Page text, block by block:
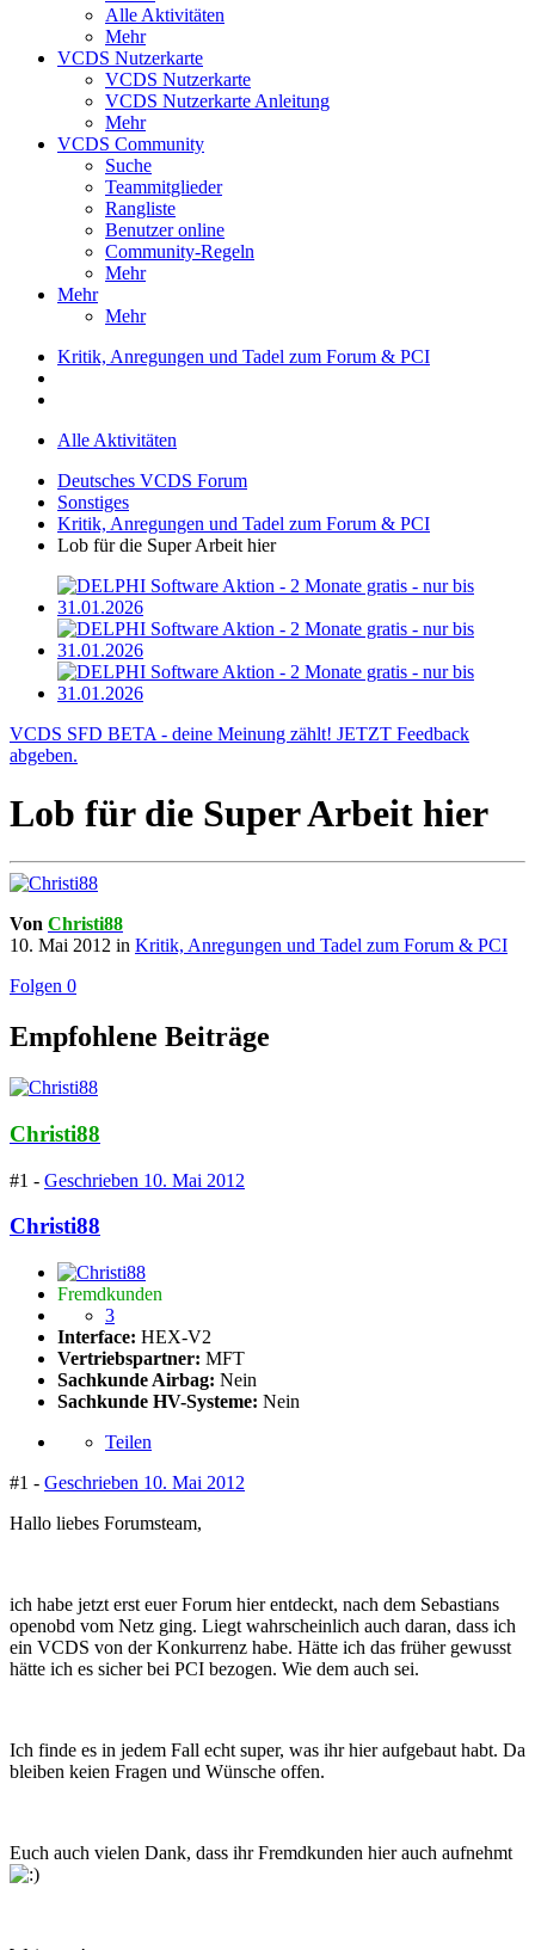
Alle Aktivitäten
Mehr
VCDS Nutzerkarte
VCDS Nutzerkarte
VCDS Nutzerkarte Anleitung
Mehr
VCDS Community
Suche
Teammitglieder
Rangliste
Benutzer online
Community-Regeln
Mehr
Mehr
Mehr
Kritik, Anregungen und Tadel zum Forum & PCI
Alle Aktivitäten
Deutsches VCDS Forum
Sonstiges
Kritik, Anregungen und Tadel zum Forum & PCI
Lob für die Super Arbeit hier
VCDS SFD BETA - deine Meinung zählt! JETZT Feedback
abgeben.
Lob für die Super Arbeit hier
Von Christi88
10. Mai 2012 in Kritik, Anregungen und Tadel zum Forum & PCI
Folgen 0
Empfohlene Beiträge
Christi88
#1 - Geschrieben 10. Mai 2012
Christi88
Fremdkunden
3
Interface: HEX-V2
Vertriebspartner: MFT
Sachkunde Airbag: Nein
Sachkunde HV-Systeme: Nein
Teilen
#1 - Geschrieben 10. Mai 2012
Hallo liebes Forumsteam,
ich habe jetzt erst euer Forum hier entdeckt, nach dem Sebastians
openobd vom Netz ging. Liegt wahrscheinlich auch daran, dass ich
ein VCDS von der Konkurrenz habe. Hätte ich das früher gewusst
hätte ich es sicher bei PCI bezogen. Wie dem auch sei.
Ich finde es in jedem Fall echt super, was ihr hier aufgebaut habt. Da
bleiben keien Fragen und Wünsche offen.
Euch auch vielen Dank, dass ihr Fremdkunden hier auch aufnehmt